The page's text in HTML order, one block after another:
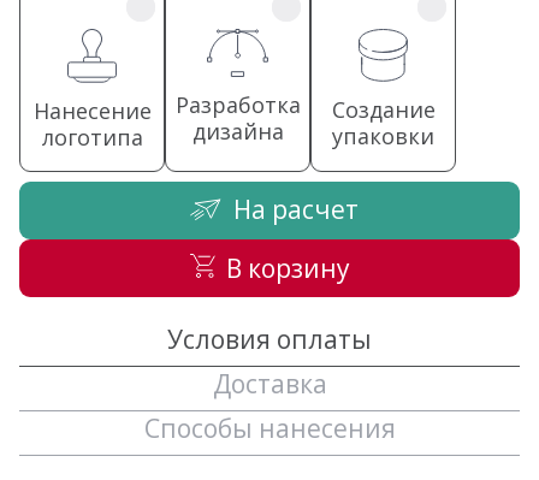
Нанесение
логотипа
Разработка
дизайна
Создание
упаковки
На расчет
В корзину
Условия оплаты
Доставка
Способы нанесения